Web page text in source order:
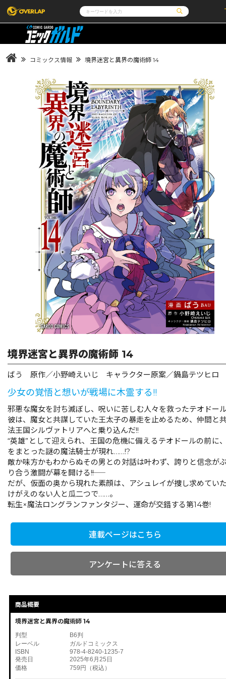
コミック
LiQulle
ライトノベル
ノベルスf
ポケットモンスター
アニメ
ゲーム
企業
会社概要
採用情報
アクセス
オーバーラップホールディングス
お問い合わせはこちら
オーバーラップ文庫 オーバーラップノベルス
オーバーラップノベルスf ロサージュノベルス
コミックガルド コミッククリエ
リキューレ コミックパルフェ
コミックエッセイ
閉じる
コミックス情報 境界迷宮と異界の魔術師 14
境界迷宮と異界の魔術師 14
ばう 原作／小野崎えいじ キャラクター原案／鍋島テツヒロ
少女の覚悟と想いが戦場に木霊する!!
邪悪な魔女を討ち滅ぼし、呪いに苦しむ人々を救ったテオドー
彼は、魔女と共謀していた王太子の暴走を止めるため、仲間と
法王国シルヴァトリアへと乗り込んだ!!
“英雄”として迎えられ、王国の危機に備えるテオドールの前に
をまとった謎の魔法騎士が現れ……!?
敵か味方かもわからぬその男との対話は叶わず、誇りと信念が
り合う激闘が幕を開ける――!!
だが、仮面の奥から現れた素顔は、アシュレイが捜し求めてい
けがえのない人と瓜二つで……。
転生×魔法ロングランファンタジー、運命が交錯する第14巻!
連載ページはこちら
アンケートに答える
商品概要
境界迷宮と異界の魔術師 14
判型
B6判
レーベル
ガルドコミックス
ISBN
978-4-8240-1235-7
発売日
2025年6月25日
価格
759円（税込）